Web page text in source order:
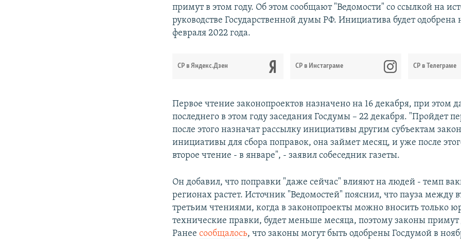
примут в этом году. Об этом сообщают "Ведомости" со ссылкой на
руководстве Государственной думы РФ. Инициатива будет одобрена
февраля 2022 года.
СР в Яндекс.Дзен CР в Инстаграме СР в Телеграме
Первое чтение законопроектов назначено на 16 декабря, при этом
последнего в этом году заседания Госдумы – 22 декабря. "Пройдет
после этого назначат рассылку инициативы другим субъектам
инициативы для сбора поправок, она займет месяц, и уже после
второе чтение - в январе", - заявил собеседник газеты.
Он добавил, что поправки "даже сейчас" влияют на людей - темп
регионах растет. Источник "Ведомостей" пояснил, что пауза между
третьим чтениями, когда в законопроекты можно вносить только
технические правки, будет меньше месяца, поэтому законы примут
Ранеесообщалось, что законы могут быть одобрены Госдумой в